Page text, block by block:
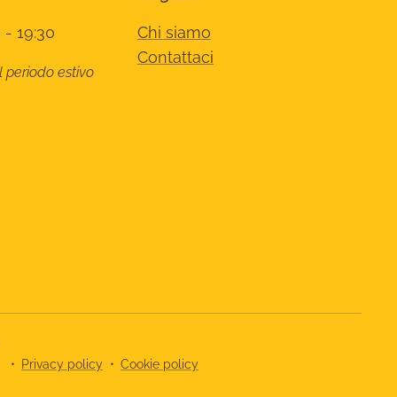
19:30
periodo estivo
Chi siamo
Contattaci
Privacy policy Cookie policy